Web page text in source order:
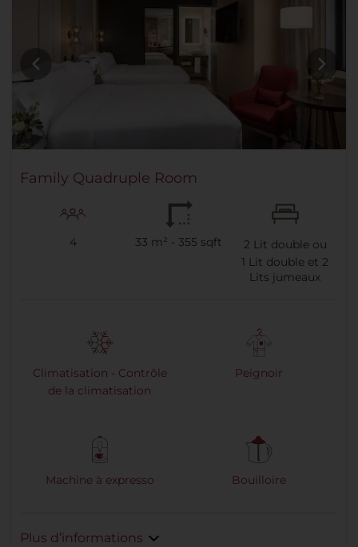
Family Quadruple Room
4 33 m² - 355 sqft 2 Lit double ou
1 Lit double et 2
Lits jumeaux
Climatisation - Contrôle
de la climatisation
Peignoir
Machine à expresso Bouilloire
Plus d’informations